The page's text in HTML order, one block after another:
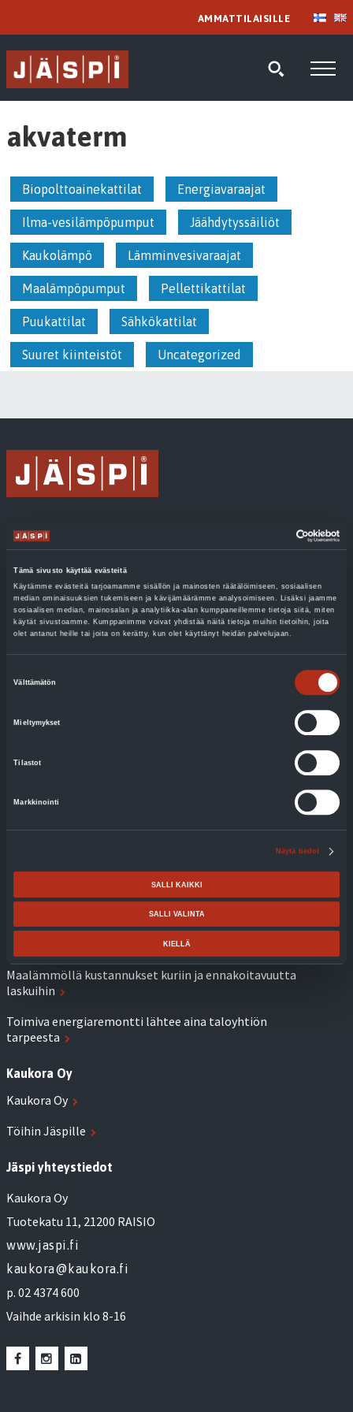
Tämä sivusto käyttää evästeitä
Käytämme evästeitä tarjoamamme sisällön ja mainosten räätälöimiseen, sosiaalisen
median ominaisuuksien tukemiseen ja kävijämäärämme analysoimiseen. Lisäksi jaamme
sosiaalisen median, mainosalan ja analytiikka-alan kumppaneillemme tietoja siitä, miten
käytät sivustoamme. Kumppanimme voivat yhdistää näitä tietoja muihin tietoihin, joita
olet antanut heille tai joita on kerätty, kun olet käyttänyt heidän palvelujaan.
Välttämätön
Mieltymykset
Tilastot
Markkinointi
Näytä tiedot
SALLI KAIKKI
SALLI VALINTA
KIELLÄ
AMMATTILAISILLE
akvaterm
Biopolttoainekattilat Energiavaraajat
Ilma-vesilämpöpumput Jäähdytyssäiliöt
Kaukolämpö Lämminvesivaraajat
Maalämpöpumput Pellettikattilat
Puukattilat Sähkökattilat
Suuret kiinteistöt Uncategorized
Lämmitys
Ilma-vesilämpöpumput
Maalämpöpumput
Biolämmitysöljykattilat
Kokemuksia
Jäspi XL: Energiaremontit tuovat nopeasti mitattavia
Jäspi FIL SG: Sähköjärjestelmän kulutuksen
tasapainottamiseen tarvitaan reservejä
Jäspi XL: Hyvin suunniteltu ja oikein mitoitettu lämmitys
Maalämmöllä kustannukset kuriin ja ennakoitavuutta
laskuihin
Toimiva energiaremontti lähtee aina taloyhtiön
tarpeesta
Kaukora Oy
Kaukora Oy
Töihin Jäspille
Jäspi yhteystiedot
Kaukora Oy
Tuotekatu 11, 21200 RAISIO
www.jaspi.fi
kaukora@kaukora.fi
p. 02 4374 600
Vaihde arkisin klo 8-16